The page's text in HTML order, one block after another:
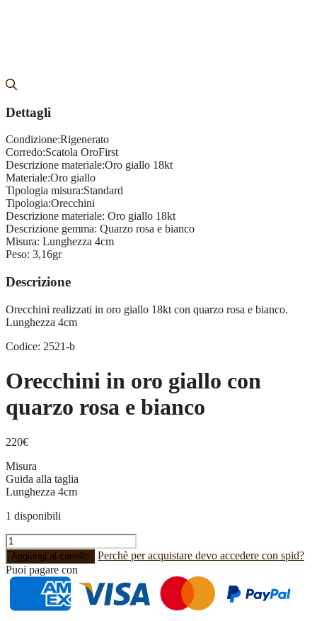
Dettagli
Condizione:Rigenerato
Corredo:Scatola OroFirst
Descrizione materiale:Oro giallo 18kt
Materiale:Oro giallo
Tipologia misura:Standard
Tipologia:Orecchini
Descrizione materiale: Oro giallo 18kt
Descrizione gemma: Quarzo rosa e bianco
Misura: Lunghezza 4cm
Peso: 3,16gr
Descrizione
Orecchini realizzati in oro giallo 18kt con quarzo rosa e bianco.
Lunghezza 4cm
Codice: 2521-b
Orecchini in oro giallo con
quarzo rosa e bianco
220€
Misura
Guida alla taglia
Lunghezza 4cm
1 disponibili
Orecchini
in
oro
giallo
Aggiungi al carrello
Perchè per acquistare devo accedere con spid?
Puoi pagare con